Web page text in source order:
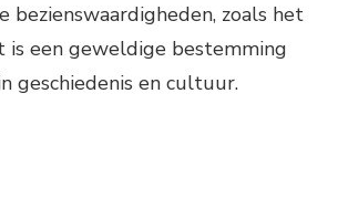
bezienswaardigheden, zoals het
is een geweldige bestemming
geschiedenis en cultuur.